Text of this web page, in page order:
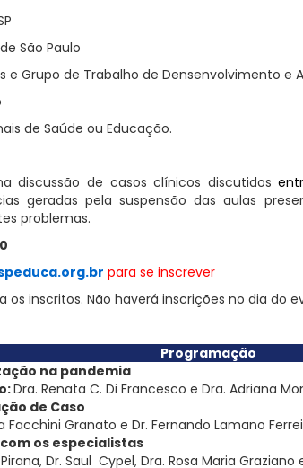
São Paulo
e Grupo de Trabalho de Densenvolvimento e
de Saúde ou Educação.
discussão de casos clínicos discutidos
geradas pela suspensão das aulas
problemas.
para se inscrever
inscritos. Não haverá inscrições no dia do
Programação
na pandemia
Dra. Renata C. Di Francesco e Dra. Adriana
de Caso
Facchini Granato e Dr. Fernando Lamano
os especialistas
Dr. Saul Cypel, Dra. Rosa Maria